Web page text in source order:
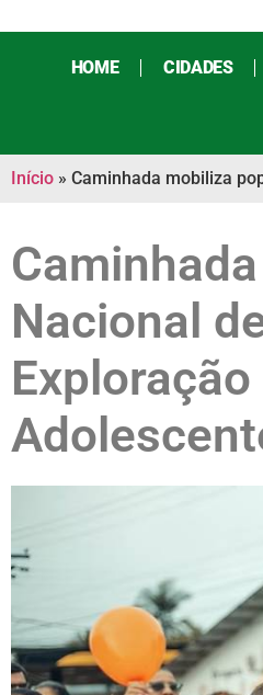
HOME CIDADES
Início » Caminhada mobiliza
Nacional